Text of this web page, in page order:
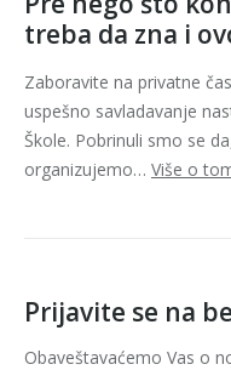
treba da zna i
Zaboravite na privatne
uspešno savladavanje
Škole. Pobrinuli smo se
organizujemo… Više o
Prijavite se na
Obaveštavaćemo Vas o